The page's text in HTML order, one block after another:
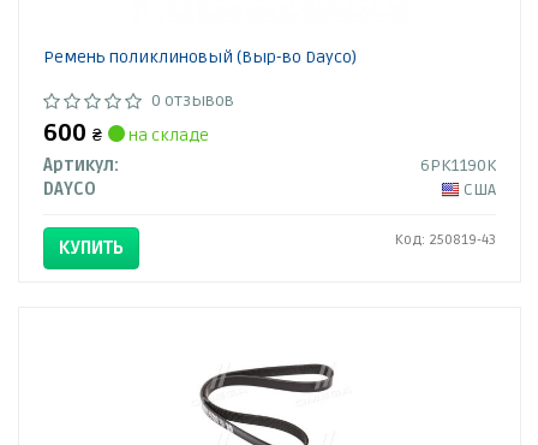
Ремень поликлиновый (Выр-во Dayco)
0 отзывов
600 ₴
на складе
Артикул:
6PK1190K
DAYCO
США
КУПИТЬ Код: 250819-43